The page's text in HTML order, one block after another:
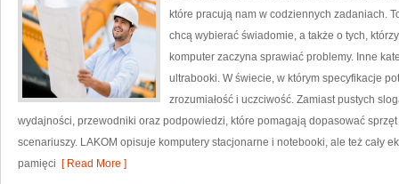
które pracują nam w codziennych zadaniach.
chcą wybierać świadomie, a także o tych,
komputer zaczyna sprawiać problemy. Inne
ultrabooki. W świecie, w którym specyfikacje
zrozumiałość i uczciwość. Zamiast pustych
wydajności, przewodniki oraz podpowiedzi, które pomagają dopasować
scenariuszy. LAKOM opisuje komputery stacjonarne i notebooki, ale też cały
pamięci [ Read More ]